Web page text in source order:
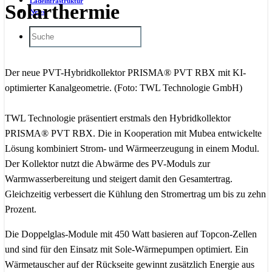
News
Solarthermie
Der neue PVT-Hybridkollektor PRISMA® PVT RBX mit KI-
optimierter Kanalgeometrie. (Foto: TWL Technologie GmbH)
TWL Technologie präsentiert erstmals den Hybridkollektor
PRISMA® PVT RBX. Die in Kooperation mit Mubea entwickelte
Lösung kombiniert Strom- und Wärmeerzeugung in einem Modul.
Der Kollektor nutzt die Abwärme des PV-Moduls zur
Warmwasserbereitung und steigert damit den Gesamtertrag.
Gleichzeitig verbessert die Kühlung den Stromertrag um bis zu zehn
Prozent.
Die Doppelglas-Module mit 450 Watt basieren auf Topcon-Zellen
und sind für den Einsatz mit Sole-Wärmepumpen optimiert. Ein
Wärmetauscher auf der Rückseite gewinnt zusätzlich Energie aus